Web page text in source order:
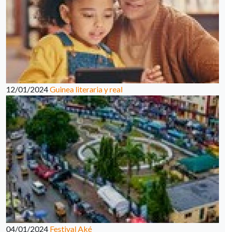
12/01/2024Guinea literaria y real
04/01/2024 Festival Aké